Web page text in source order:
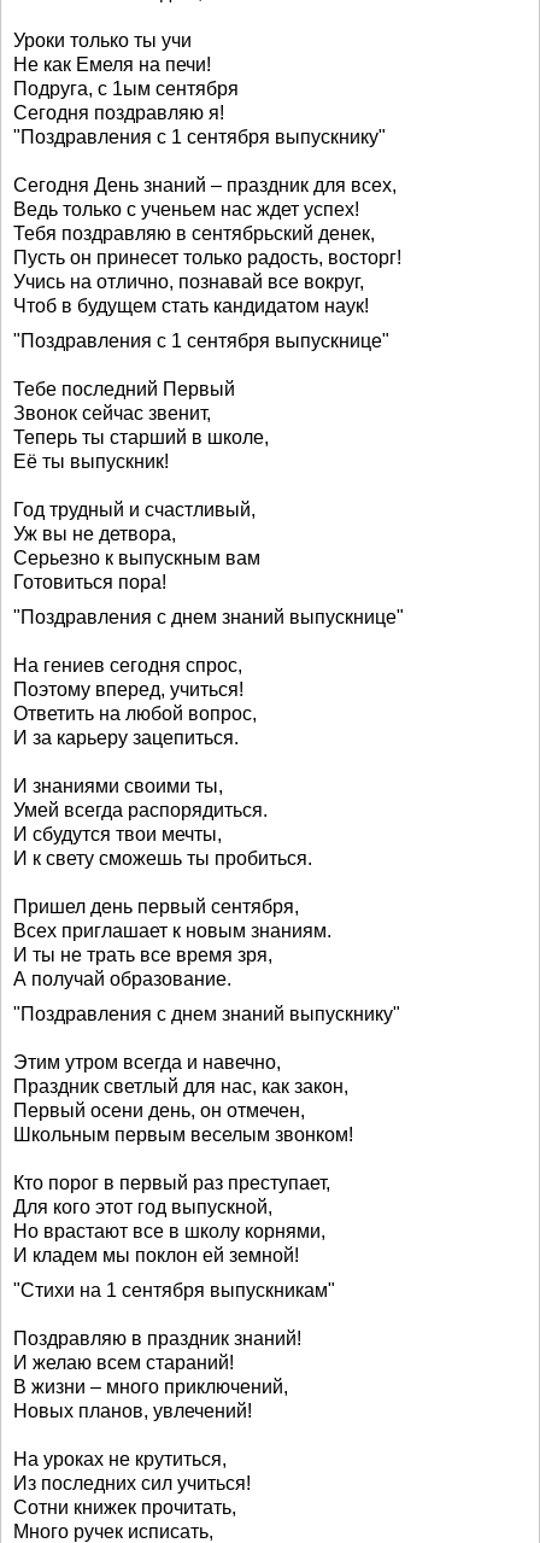
Уроки только ты учи
Не как Емеля на печи!
Подруга, с 1ым сентября
Сегодня поздравляю я!
"Поздравления с 1 сентября выпускнику"
Сегодня День знаний – праздник для всех,
Ведь только с ученьем нас ждет успех!
Тебя поздравляю в сентябрьский денек,
Пусть он принесет только радость, восторг!
Учись на отлично, познавай все вокруг,
Чтоб в будущем стать кандидатом наук!
"Поздравления с 1 сентября выпускнице"
Тебе последний Первый
Звонок сейчас звенит,
Теперь ты старший в школе,
Её ты выпускник!
Год трудный и счастливый,
Уж вы не детвора,
Серьезно к выпускным вам
Готовиться пора!
"Поздравления с днем знаний выпускнице"
На гениев сегодня спрос,
Поэтому вперед, учиться!
Ответить на любой вопрос,
И за карьеру зацепиться.
И знаниями своими ты,
Умей всегда распорядиться.
И сбудутся твои мечты,
И к свету сможешь ты пробиться.
Пришел день первый сентября,
Всех приглашает к новым знаниям.
И ты не трать все время зря,
А получай образование.
"Поздравления с днем знаний выпускнику"
Этим утром всегда и навечно,
Праздник светлый для нас, как закон,
Первый осени день, он отмечен,
Школьным первым веселым звонком!
Кто порог в первый раз преступает,
Для кого этот год выпускной,
Но врастают все в школу корнями,
И кладем мы поклон ей земной!
"Стихи на 1 сентября выпускникам"
Поздравляю в праздник знаний!
И желаю всем стараний!
В жизни – много приключений,
Новых планов, увлечений!
На уроках не крутиться,
Из последних сил учиться!
Сотни книжек прочитать,
Много ручек исписать,